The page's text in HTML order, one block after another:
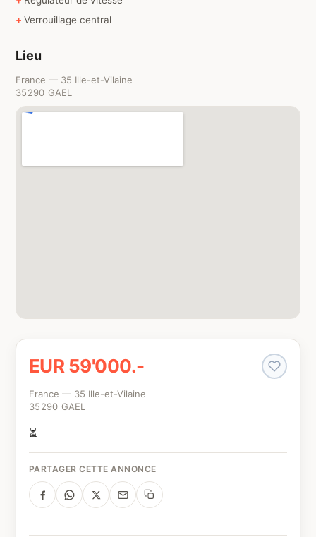
Verrouillage central
Lieu
France — 35 Ille-et-Vilaine
35290 GAEL
EUR 59'000.-
France — 35 Ille-et-Vilaine
35290 GAEL
⏳
PARTAGER CETTE ANNONCE